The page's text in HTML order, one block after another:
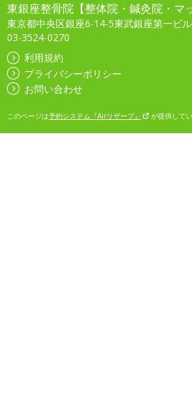
東銀座整骨院【整体院・鍼灸院・マ
東京都中央区銀座6-14-5東武銀座第一ビ
03-3524-0270
利用規約
プライバシーポリシー
お問い合わせ
このページは予約システム『Airリザーブ』 が提供して